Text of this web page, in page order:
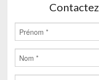
Contactez